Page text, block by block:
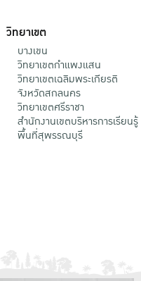
วิทยาเขต
บางเขน
วิทยาเขตกําแพงแสน
วิทยาเขตเฉลิมพระเกียรติ
จังหวัดสกลนคร
วิทยาเขตศรีราชา
สำนักงานเขตบริหารการเรียนรู้
พื้นที่สุพรรณบุรี